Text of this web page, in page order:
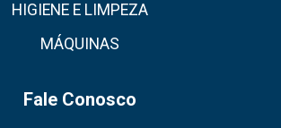
HIGIENE E LIMPEZA
MÁQUINAS
Fale Conosco